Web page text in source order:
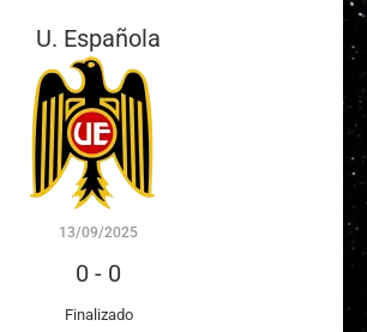
U. Española
13/09/2025
0 - 0
Finalizado